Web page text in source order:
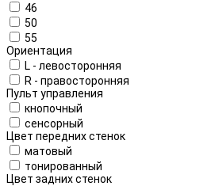
46
50
55
Ориентация
L - левосторонняя
R - правосторонняя
Пульт управления
кнопочный
сенсорный
Цвет передних стенок
матовый
тонированный
Цвет задних стенок